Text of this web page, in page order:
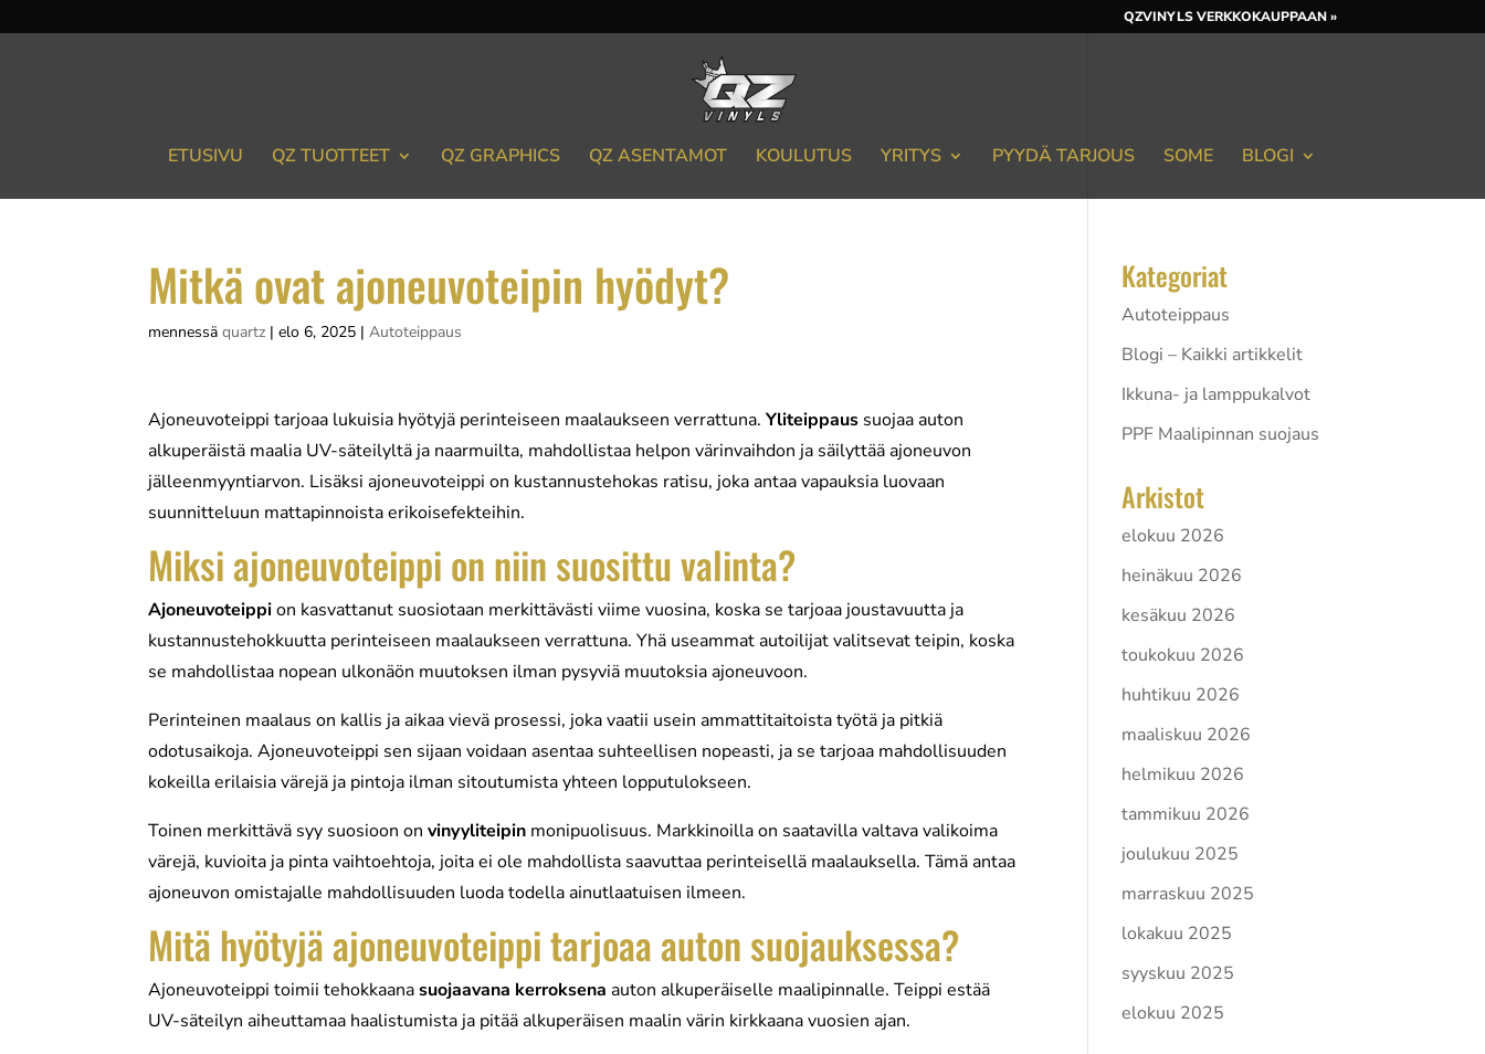
QZVINYLS VERKKOKAUPPAAN »
ETUSIVU QZ TUOTTEET QZ GRAPHICS QZ ASENTAMOT KOULUTUS YRITYS PYYDÄ TARJOUS SOME BLOGI
Mitkä ovat ajoneuvoteipin hyödyt?
mennessäquartz |elo 6, 2025 |Autoteippaus
Ajoneuvoteippi tarjoaa lukuisia hyötyjä perinteiseen maalaukseen verrattuna.Yliteippaus suojaa auton
alkuperäistä maalia UV-säteilyltä ja naarmuilta, mahdollistaa helpon värinvaihdon ja säilyttää ajoneuvon
jälleenmyyntiarvon. Lisäksi ajoneuvoteippi on kustannustehokas ratisu, joka antaa vapauksia luovaan
suunnitteluun mattapinnoista erikoisefekteihin.
Miksi ajoneuvoteippi on niin suosittu valinta?
Ajoneuvoteippion kasvattanut suosiotaan merkittävästi viime vuosina, koska se tarjoaa joustavuutta ja
kustannustehokkuutta perinteiseen maalaukseen verrattuna. Yhä useammat autoilijat valitsevat teipin, koska
se mahdollistaa nopean ulkonäön muutoksen ilman pysyviä muutoksia ajoneuvoon.
Perinteinen maalaus on kallis ja aikaa vievä prosessi, joka vaatii usein ammattitaitoista työtä ja pitkiä
odotusaikoja. Ajoneuvoteippi sen sijaan voidaan asentaa suhteellisen nopeasti, ja se tarjoaa mahdollisuuden
kokeilla erilaisia värejä ja pintoja ilman sitoutumista yhteen lopputulokseen.
Toinen merkittävä syy suosioon onvinyyliteipin monipuolisuus. Markkinoilla on saatavilla valtava valikoima
värejä, kuvioita ja pinta vaihtoehtoja, joita ei ole mahdollista saavuttaa perinteisellä maalauksella. Tämä antaa
ajoneuvon omistajalle mahdollisuuden luoda todella ainutlaatuisen ilmeen.
Mitä hyötyjä ajoneuvoteippi tarjoaa auton suojauksessa?
Ajoneuvoteippi toimii tehokkaanasuojaavana kerroksena auton alkuperäiselle maalipinnalle. Teippi estää
UV-säteilyn aiheuttamaa haalistumista ja pitää alkuperäisen maalin värin kirkkaana vuosien ajan.
Kategoriat
Autoteippaus
Blogi – Kaikki artikkelit
Ikkuna- ja lamppukalvot
PPF Maalipinnan suojaus
Arkistot
elokuu 2026
heinäkuu 2026
kesäkuu 2026
toukokuu 2026
huhtikuu 2026
maaliskuu 2026
helmikuu 2026
tammikuu 2026
joulukuu 2025
marraskuu 2025
lokakuu 2025
syyskuu 2025
elokuu 2025